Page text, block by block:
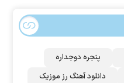
پنجره دوجداره
دانلود آهنگ رز‌ موزیک